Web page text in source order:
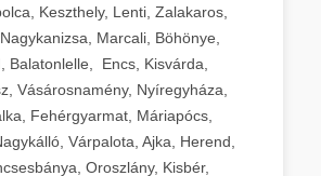
Keszthely, Lenti, Zalakaros,
Marcali, Böhönye,
Balatonlelle, Encs, Kisvárda,
Vásárosnamény, Nyíregyháza,
Fehérgyarmat, Máriapócs,
Várpalota, Ajka, Herend,
Oroszlány, Kisbér,